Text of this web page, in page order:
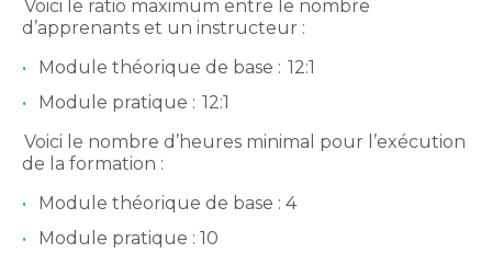
Voici le ratio maximum entre le nombre
d’apprenants et un instructeur :
Module théorique de base : 12:1
Module pratique : 12:1
Voici le nombre d’heures minimal pour l’exécution
de la formation :
Module théorique de base : 4
Module pratique : 10